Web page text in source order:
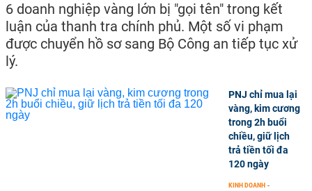
6 doanh nghiệp vàng lớn bị "gọi tên" trong kết
luận của thanh tra chính phủ. Một số vi phạm
được chuyển hồ sơ sang Bộ Công an tiếp tục xử
lý.
PNJ chỉ mua lại
vàng, kim cương
trong 2h buổi
chiều, giữ lịch
trả tiền tối đa
120 ngày
KINH DOANH -